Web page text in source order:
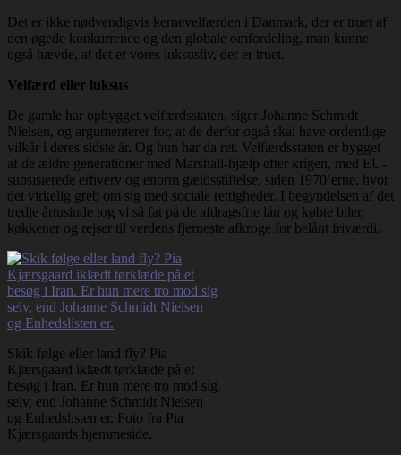
Det er ikke nødvendigvis kernevelfærden i Danmark, der er truet af
den øgede konkurrence og den globale omfordeling, man kunne
også hævde, at det er vores luksusliv, der er truet.
Velfærd eller luksus
De gamle har opbygget velfærdsstaten, siger Johanne Schmidt
Nielsen, og argumenterer for, at de derfor også skal have ordentlige
vilkår i deres sidste år. Og hun har da ret. Velfærdsstaten er bygget
af de ældre generationer med Marshall-hjælp efter krigen, med EU-
subsisierede erhverv og enorm gældsstiftelse, siden 1970’erne, hvor
det virkelig greb om sig med sociale rettigheder. I begyndelsen af det
tredje årtusinde tog vi så fat på de afdragsfrie lån og købte biler,
køkkener og rejser til verdens fjerneste afkroge for belånt friværdi.
Skik følge eller land fly? Pia
Kjærsgaard iklædt tørklæde på et
besøg i Iran. Er hun mere tro mod sig
selv, end Johanne Schmidt Nielsen
og Enhedslisten er. Foto fra Pia
Kjærsgaards hjemmeside.